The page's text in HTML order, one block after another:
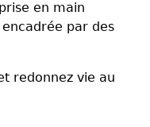
en main
par des
redonnez vie au